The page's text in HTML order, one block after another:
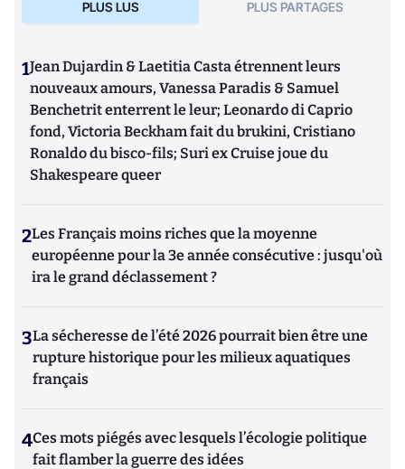
PLUS LUS PLUS PARTAGES
1Jean Dujardin & Laetitia Casta étrennent leurs
nouveaux amours, Vanessa Paradis & Samuel
Benchetrit enterrent le leur; Leonardo di Caprio
fond, Victoria Beckham fait du brukini, Cristiano
Ronaldo du bisco-fils; Suri ex Cruise joue du
Shakespeare queer
2Les Français moins riches que la moyenne
européenne pour la 3e année consécutive : jusqu'où
ira le grand déclassement ?
3La sécheresse de l’été 2026 pourrait bien être une
rupture historique pour les milieux aquatiques
français
4Ces mots piégés avec lesquels l’écologie politique
fait flamber la guerre des idées